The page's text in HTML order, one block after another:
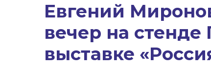
Евгений
вечер на
выставке